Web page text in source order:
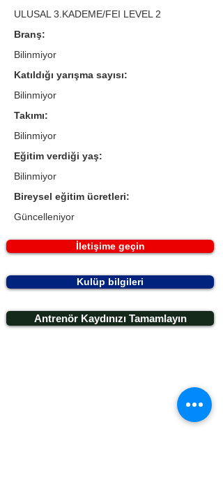
ULUSAL 3.KADEME/FEI LEVEL 2
Branş:
Bilinmiyor
Katıldığı yarışma sayısı:
Bilinmiyor
Takımı:
Bilinmiyor
Eğitim verdiği yaş:
Bilinmiyor
Bireysel eğitim ücretleri:
Güncelleniyor
İletişime geçin
Kulüp bilgileri
Antrenör Kaydınızı Tamamlayın